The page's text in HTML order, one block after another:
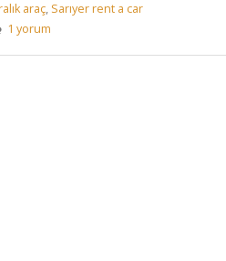
araç, Sarıyer rent a car
1 yorum